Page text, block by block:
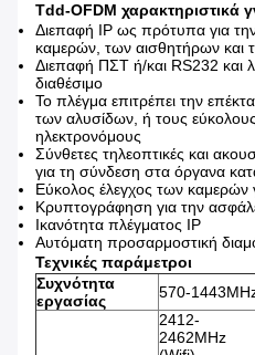
Tdd-OFDM χαρακτηριστικά
Διεπαφή IP ως πρότυπα για
καμερών, των αισθητήρων και
Διεπαφή ΠΣΤ ή/και RS232 και
διαθέσιμο
Το πλέγμα επιτρέπει την
των αλυσίδων, ή τους
ηλεκτρονόμους
Σύνθετες τηλεοπτικές και
για τη σύνδεση στα όργανα
Εύκολος έλεγχος των καμερών
Κρυπτογράφηση για την
Ικανότητα πλέγματος IP
Αυτόματη προσαρμοστική
Τεχνικές παράμετροι
Συχνότητα
εργασίας
570-
2412-
2462MHz